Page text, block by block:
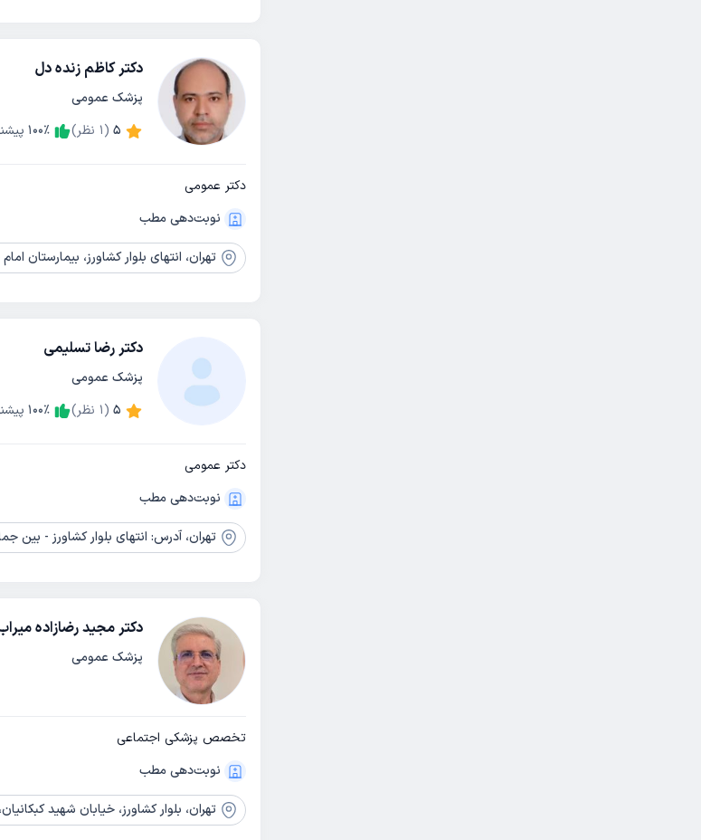
دکتر کاظم زنده دل
پزشک عمومی
5
(
1 نظر) 100٪
دکتر عمومی
نوبت‌دهی مطب
تهران، انتهای بلوار کشاورز، بیمارستان
دکتر رضا تسلیمی
پزشک عمومی
5
(
1 نظر) 100٪
دکتر عمومی
نوبت‌دهی مطب
تهران، آدرس: انتهای بلوار کشاورز - بین جمالزاده و قریب - پلاک 135 -
دکتر مجید رضازاده
پزشک عمومی
تخصص پزشکی اجتماعی
نوبت‌دهی مطب
تهران، بلوار کشاورز، خیابان شهید کبکانیان، بن بست فرگاه، پلاک 14، واحد 11،